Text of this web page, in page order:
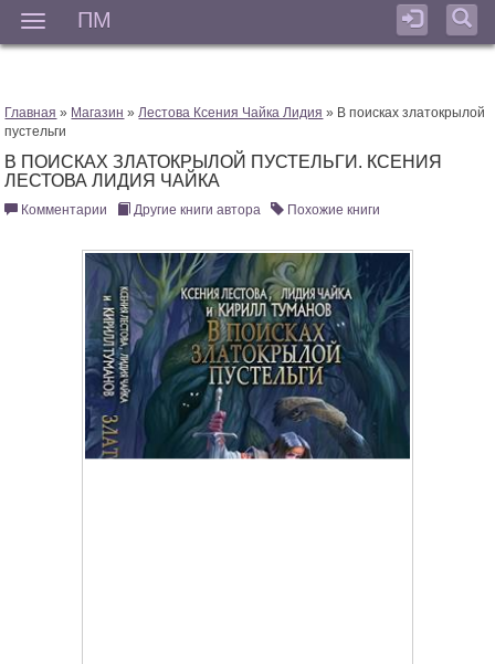
ПМ
Главная » Магазин »Лестова Ксения Чайка Лидия » В поисках златокрылой
пустельги
В ПОИСКАХ ЗЛАТОКРЫЛОЙ ПУСТЕЛЬГИ. КСЕНИЯ
ЛЕСТОВА ЛИДИЯ ЧАЙКА
Комментарии Другие книги автора Похожие книги